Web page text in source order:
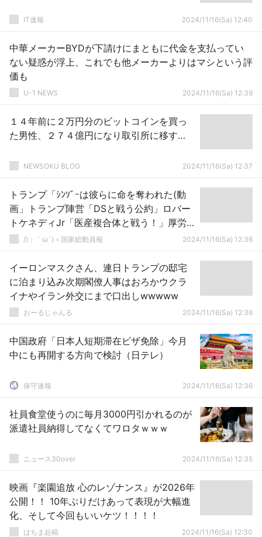
IT速報 2024/11/16(Sa) 12:40
中華メーカーBYDが下請けにまともに代金を支払ってい
ない疑惑が浮上、これでも他メーカーよりはマシという評
価も
U-1 NEWS 2024/11/16(Sa) 12:39
１４年前に２万円分のビットコインを買っ
た男性、２７４億円になり取引所に移す…
NEWSOKU BLOG 2024/11/16(Sa) 12:37
トランプ「ｼﾝｿﾞｰは彼らに命を奪われた(動
画」トランプ陣営「DSと戦う公約」ロバー
トケネディJr「医産複合体と戦う！」厚労
省「ﾜｸﾁﾝ接種促進で世論形成(資料不開示」
/)；｀ω´)＜国家総動員報 2024/11/16(Sa) 12:36
イーロンマスクさん、連日トランプの邸宅
に泊まり込み次期閣僚人事はおろかウクラ
イナやイラン外交にまで口出しwwwww
おーるじゃんる 2024/11/16(Sa) 12:36
中国政府「日本人短期滞在ビザ免除」今月
中にも再開する方向で検討（日テレ）
保守速報 2024/11/16(Sa) 12:36
社員食堂使うのに毎月3000円引かれるのが
派遣社員納得してなくてワロタｗｗｗ
ニュース30over 2024/11/16(Sa) 12:35
映画『楽園追放 心のレゾナンス』が2026年
公開！！ 10年ぶりだけあって表現が大幅進
化、そして今回もいいケツ！！！！
はちま起稿 2024/11/16(Sa) 12:30